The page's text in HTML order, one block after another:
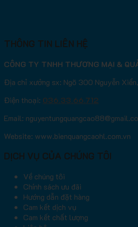
THÔNG TIN LIÊN HỆ
CÔNG TY TNHH THƯƠNG MẠI &
Địa chỉ xưởng sx: Ngõ 300 Nguyễn
Điện thoại: 036.33.66.712
Email:
Website: www.bienquangcaohl.com.vn
DỊCH VỤ CỦA CHÚNG TÔI
Về chúng tôi
Chính sách ưu đãi
Hướng dẫn đặt hàng
Cam kết dịch vụ
Cam kết chất lượng